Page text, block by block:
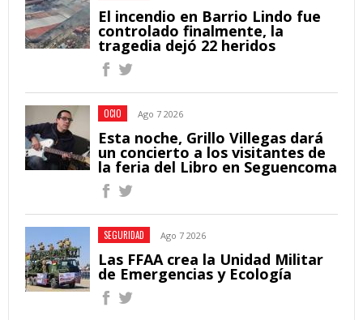
El incendio en Barrio Lindo fue
controlado finalmente, la
tragedia dejó 22 heridos
OCIO Ago 7 2026
Esta noche, Grillo Villegas dará
un concierto a los visitantes de
la feria del Libro en Seguencoma
SEGURIDAD Ago 7 2026
Las FFAA crea la Unidad Militar
de Emergencias y Ecología